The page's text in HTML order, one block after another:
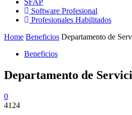
SFAP
Software Profesional
Profesionales Habilitados
Home Beneficios Departamento de
Beneficios
Departamento de
0
4124